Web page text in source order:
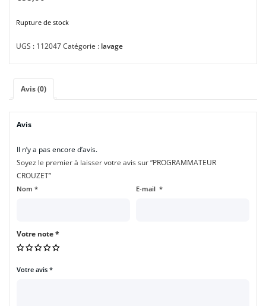
Rupture de stock
UGS : 112047Catégorie : lavage
Avis (0)
Avis
Il n’y a pas encore d’avis.
Soyez le premier à laisser votre avis sur “PROGRAMMATEUR
CROUZET”
Nom * E-mail *
Votre note*
Votre avis *